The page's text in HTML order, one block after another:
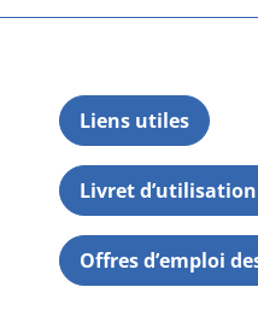
Liens utiles
Livret
Offres d’emploi